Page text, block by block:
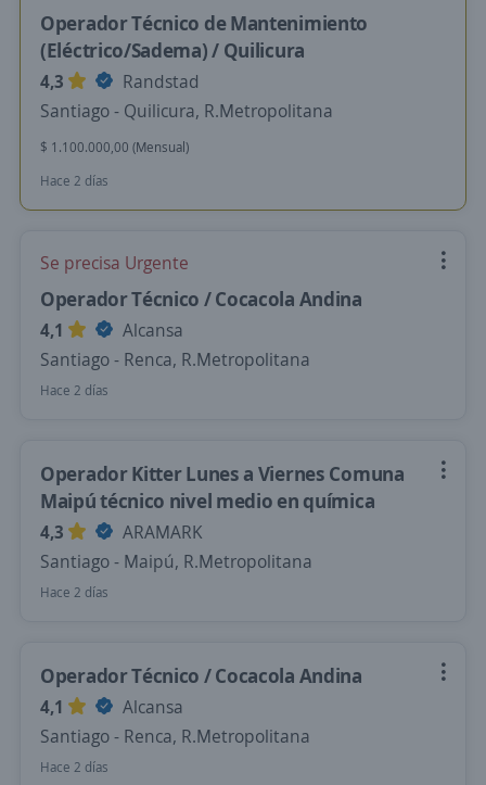
Operador Técnico de Mantenimiento
(Eléctrico/Sadema) / Quilicura
4,3
Randstad
Santiago - Quilicura, R.Metropolitana
$ 1.100.000,00 (Mensual)
Hace 2 días
Se precisa Urgente
Operador Técnico / Cocacola Andina
4,1
Alcansa
Santiago - Renca, R.Metropolitana
Hace 2 días
Operador Kitter Lunes a Viernes Comuna
Maipú técnico nivel medio en química
4,3
ARAMARK
Santiago - Maipú, R.Metropolitana
Hace 2 días
Operador Técnico / Cocacola Andina
4,1
Alcansa
Santiago - Renca, R.Metropolitana
Hace 2 días